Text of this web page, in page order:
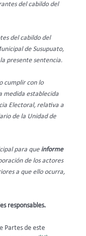
del cabildo del
del cabildo del
de Susupuato,
presente sentencia.
cumplir con lo
medida establecida
Electoral, relativa a
de la Unidad de
para que informe
de los actores
a que ello ocurra,
responsables.
Partes de este